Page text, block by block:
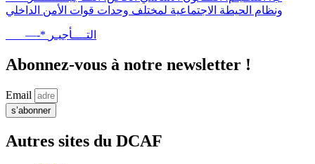
ونظام الحيطة الاجتماعية لمختلف وحدات قوات الأمن الداخلي
—-* التــــأجيـر
Abonnez-vous à notre newsletter !
Email
s’abonner
Autres sites du DCAF